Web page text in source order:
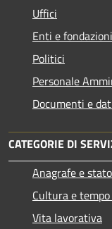
Uffici
Enti e fondazioni
Politici
Personale
Documenti e
CATEGORIE DI
Anagrafe e
Cultura e
Vita lavorativa